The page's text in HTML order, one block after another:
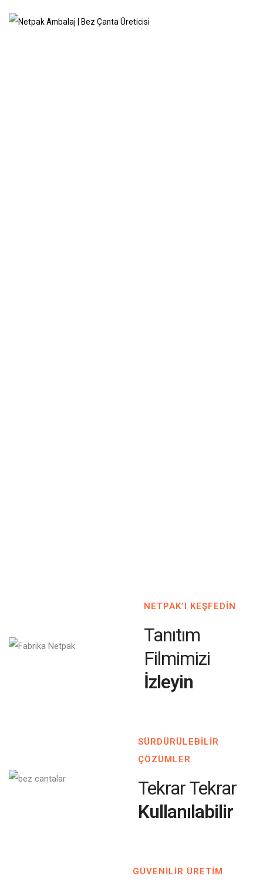
NETPAK’I KEŞFEDİN
Tanıtım
Filmimizi
İzleyin
SÜRDÜRÜLEBİLİR
ÇÖZÜMLER
Tekrar Tekrar
Kullanılabilir
GÜVENİLİR ÜRETİM